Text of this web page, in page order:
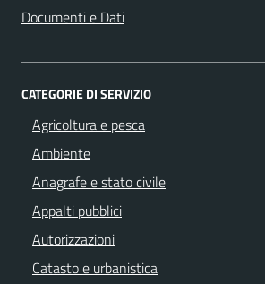
Documenti e Dati
CATEGORIE DI SERVIZIO
Agricoltura e pesca
Ambiente
Anagrafe e stato civile
Appalti pubblici
Autorizzazioni
Catasto e urbanistica